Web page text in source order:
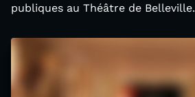
publiques au Théâtre de Belleville.